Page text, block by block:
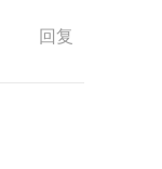
回复